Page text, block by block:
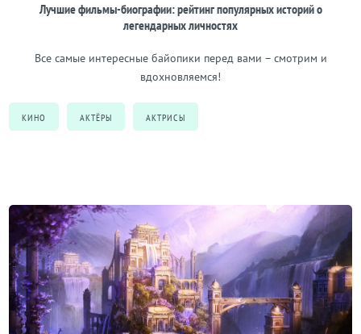
Лучшие фильмы-биографии: рейтинг популярных историй о
легендарных личностях
Все самые интересные байопики перед вами – смотрим и
вдохновляемся!
КИНО АКТЁРЫ АКТРИСЫ